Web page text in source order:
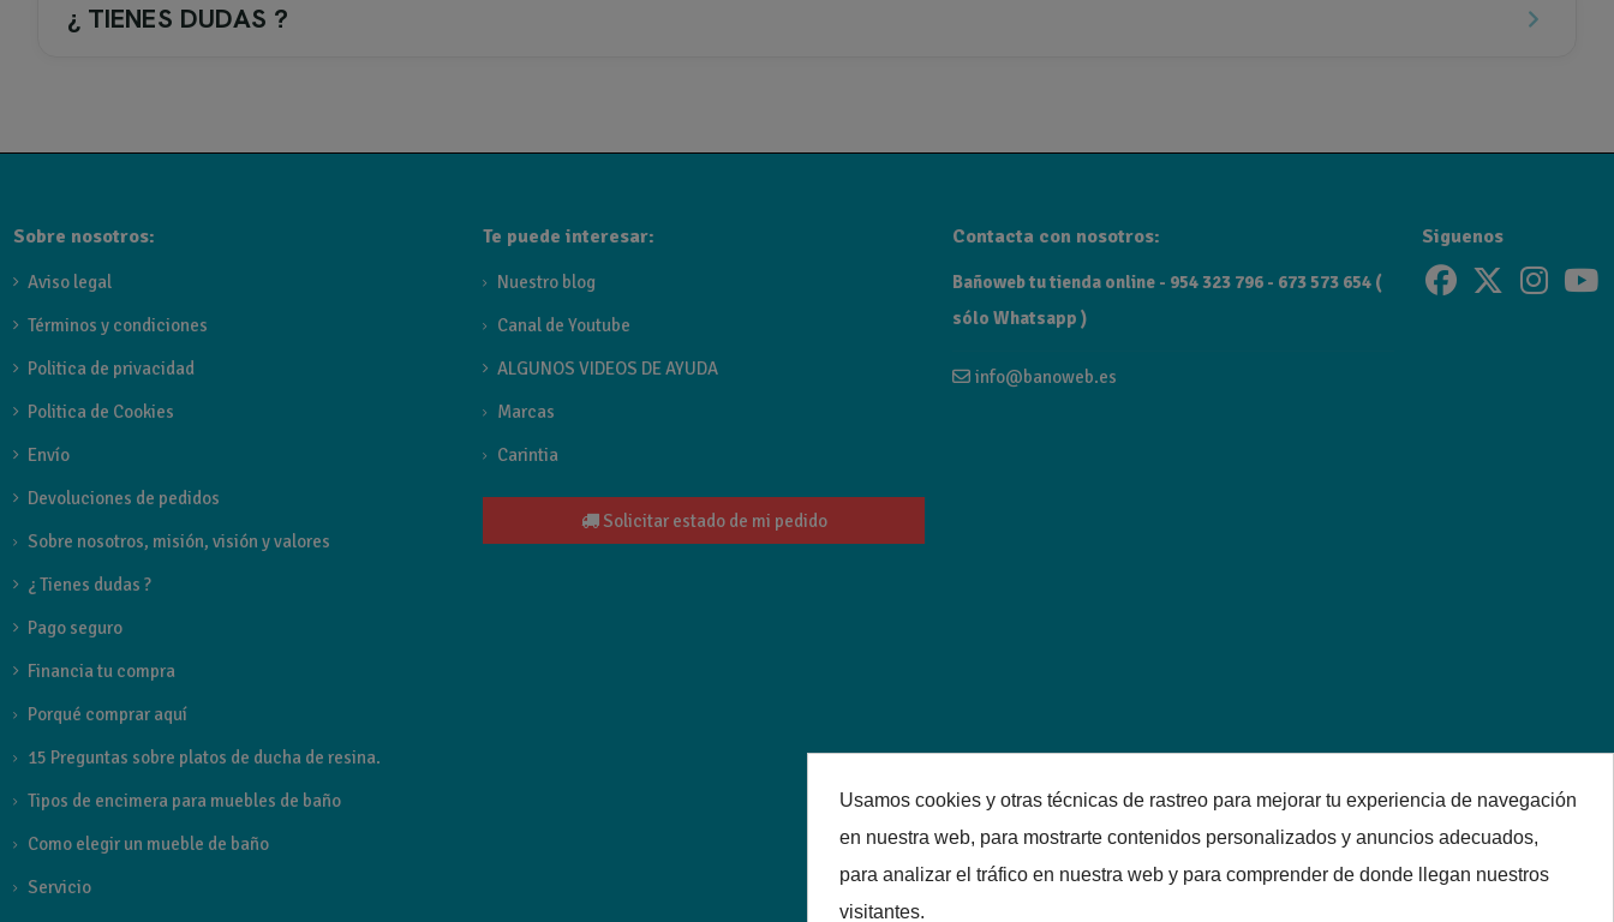
¿ TIENES DUDAS ?
ReferenciaGPO011/ANG
Sobre nosotros:
Aviso legal
Términos y condiciones
Politica de privacidad
Politica de Cookies
Envío
Devoluciones de pedidos
Sobre nosotros, misión, visión y valores
¿ Tienes dudas ?
Pago seguro
Financia tu compra
Porqué comprar aquí
15 Preguntas sobre platos de ducha de resina.
Tipos de encimera para muebles de baño
Como elegir un mueble de baño
Servicio
Te puede interesar:
Nuestro blog
Canal de Youtube
ALGUNOS VIDEOS DE AYUDA
Marcas
Carintia
Solicitar estado de mi pedido
Contacta con nosotros:
Bañoweb tu tienda online - 954 323 796 - 673 573 654 (
sólo Whatsapp )
info@banoweb.es
Siguenos
Usamos cookies y otras técnicas de rastreo para mejorar tu experiencia de navegación
en nuestra web, para mostrarte contenidos personalizados y anuncios adecuados,
para analizar el tráfico en nuestra web y para comprender de donde llegan nuestros
visitantes.